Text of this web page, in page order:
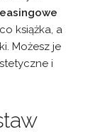
książka, a
Możesz je
i